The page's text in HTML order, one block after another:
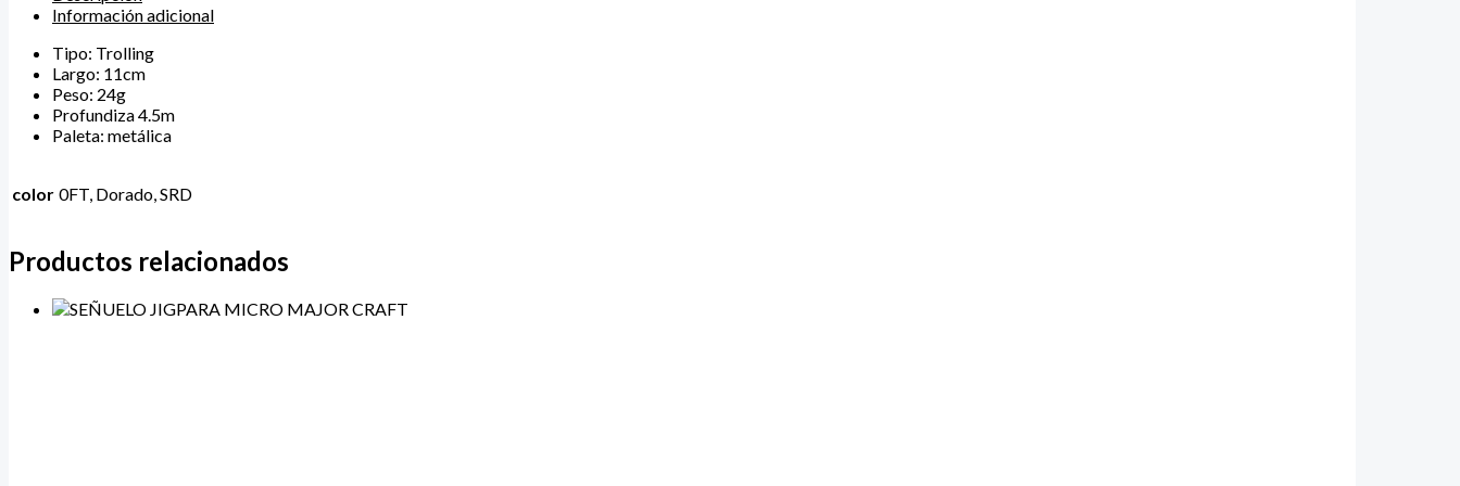
Información adicional
Tipo: Trolling
Largo: 11cm
Peso: 24g
Profundiza 4.5m
Paleta: metálica
color 0FT, Dorado, SRD
Productos relacionados